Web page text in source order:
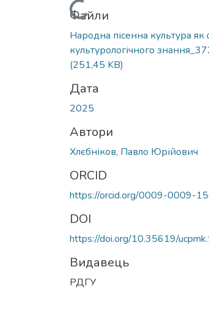
Вантажиться...
Файли
Народна пісенна культура
культурологічного
(251,45 KB)
Дата
2025
Автори
Хлєбніков, Павло Юрійович
ORCID
https://orcid.org/0009-0009-
DOI
https://doi.org/10.35619/
Видавець
РДГУ